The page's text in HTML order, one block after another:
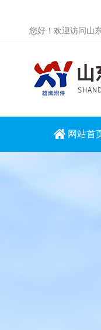
您好！欢迎访问山
网站首